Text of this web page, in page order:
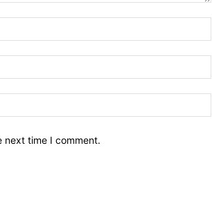
next time I comment.